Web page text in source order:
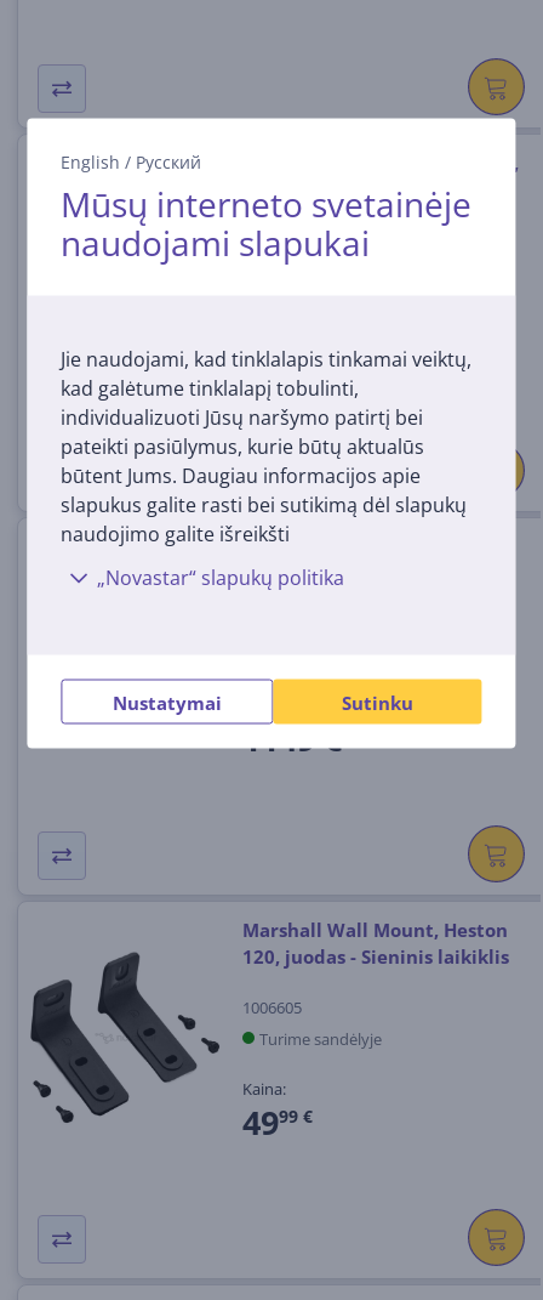
English / Русский
Mūsų interneto svetainėje
naudojami slapukai
Jie naudojami, kad tinklalapis tinkamai veiktų,
kad galėtume tinklalapį tobulinti,
individualizuoti Jūsų naršymo patirtį bei
pateikti pasiūlymus, kurie būtų aktualūs
būtent Jums. Daugiau informacijos apie
slapukus galite rasti bei sutikimą dėl slapukų
naudojimo galite išreikšti
„Novastar“ slapukų politika
Nustatymai Sutinku
Bose Lifestyle Ultra Soundbar,
juoda - Garso sistema
892930-2100
Turime sandėlyje
1099 99 €
Samsung Q-Series HW-Q990H,
11.1.4, juoda - Garso sistema
1149 €
Marshall Wall Mount, Heston
120, juodas - Sieninis laikiklis
1006605
Turime sandėlyje
Kaina:
4999 €